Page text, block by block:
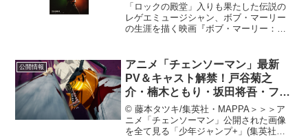
「ロックの殿堂」入りも果たした伝説の
レゲエミュージシャン、ボブ・マーリー
の生涯を描く映画『ボブ・マーリー：
が決定し、予告編とポスタービジ...
公開情報
アニメ「チェンソーマン」最新
PV＆キャスト解禁！戸谷菊之
介・楠木ともり・坂田将吾・ファ
イルーズあい出演決定
© 藤本タツキ/集英社・MAPPA＞＞＞ア
ニメ「チェンソーマン」公開された画像
を全て見る「少年ジャンプ+」(集英社刊)